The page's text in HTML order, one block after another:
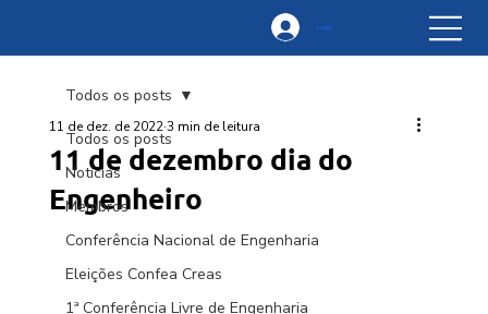
Login
Todos os posts
Notícias
Membros
Conferência Nacional de Engenharia
Eleições Confea Creas
1ª Conferência Livre de Engenharia
Todos os posts
11 de dezembro dia do
Engenheiro
11 de dez. de 2022 3 min de leitura